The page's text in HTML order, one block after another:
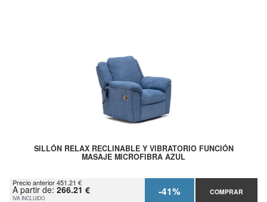
SILLÓN RELAX RECLINABLE Y VIBRATORIO FUNCIÓN
MASAJE MICROFIBRA AZUL
Precio anterior 451.21 €
A partir de: 266.21 €
IVA INCLUIDO -41% COMPRAR